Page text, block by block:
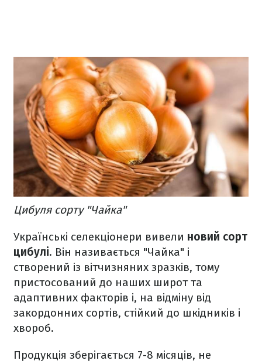
Цибуля сорту "Чайка"
Українські селекціонери вивели новий сорт
цибулі. Він називається "Чайка" і
створений із вітчизняних зразків, тому
пристосований до наших широт та
адаптивних факторів і, на відміну від
закордонних сортів, стійкий до шкідників і
хвороб.
Продукція зберігається 7-8 місяців, не